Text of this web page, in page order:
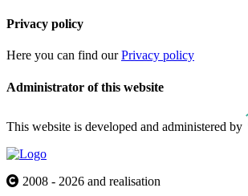
Privacy policy
Here you can find ourPrivacy policy
Administrator of this website
This website is developed and administered by
2008 - 2026 and realisation